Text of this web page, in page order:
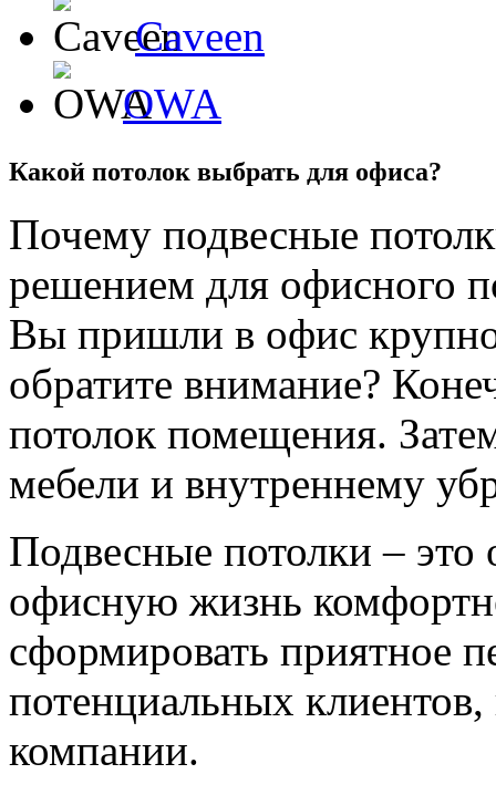
Caveen
OWA
Какой потолок выбрать для офиса?
Почему подвесные
решением для офисного
Вы пришли в офис
обратите внимание?
потолок помещения.
мебели и внутреннему
Подвесные потолки – это
офисную жизнь
сформировать приятное
потенциальных
компании.